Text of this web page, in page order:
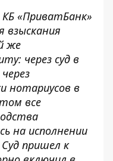
«ПриватБанк»
взыскания
же
через суд в
нотариусов в
все
на исполнении
пришел к